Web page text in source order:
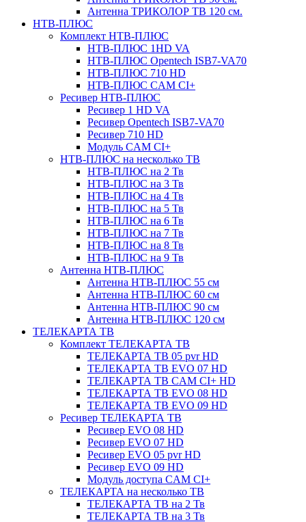
Антенна ТРИКОЛОР ТВ 120 см.
НТВ-ПЛЮС
Комплект НТВ-ПЛЮС
НТВ-ПЛЮС 1HD VA
НТВ-ПЛЮС Opentech ISB7-VA70
НТВ-ПЛЮС 710 HD
НТВ-ПЛЮС CAM CI+
Ресивер НТВ-ПЛЮС
Ресивер 1 HD VA
Ресивер Opentech ISB7-VA70
Ресивер 710 HD
Модуль CAM CI+
НТВ-ПЛЮС на несколько ТВ
НТВ-ПЛЮС на 2 Тв
НТВ-ПЛЮС на 3 Тв
НТВ-ПЛЮС на 4 Тв
НТВ-ПЛЮС на 5 Тв
НТВ-ПЛЮС на 6 Тв
НТВ-ПЛЮС на 7 Тв
НТВ-ПЛЮС на 8 Тв
НТВ-ПЛЮС на 9 Тв
Антенна НТВ-ПЛЮС
Антенна НТВ-ПЛЮС 55 см
Антенна НТВ-ПЛЮС 60 см
Антенна НТВ-ПЛЮС 90 см
Антенна НТВ-ПЛЮС 120 см
ТЕЛЕКАРТА ТВ
Комплект ТЕЛЕКАРТА ТВ
ТЕЛЕКАРТА ТВ 05 pvr HD
ТЕЛЕКАРТА ТВ EVO 07 HD
ТЕЛЕКАРТА ТВ CAM CI+ HD
ТЕЛЕКАРТА ТВ EVO 08 HD
ТЕЛЕКАРТА ТВ EVO 09 HD
Ресивер ТЕЛЕКАРТА ТВ
Ресивер EVO 08 HD
Ресивер EVO 07 HD
Ресивер EVO 05 pvr HD
Ресивер EVO 09 HD
Модуль доступа CAM CI+
ТЕЛЕКАРТА на несколько ТВ
ТЕЛЕКАРТА ТВ на 2 Тв
ТЕЛЕКАРТА ТВ на 3 Тв